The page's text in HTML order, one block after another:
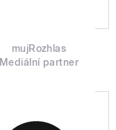
mujRozhlas
Mediální partner